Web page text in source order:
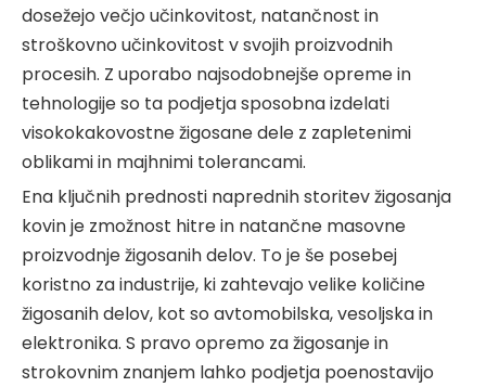
dosežejo večjo učinkovitost, natančnost in
stroškovno učinkovitost v svojih proizvodnih
procesih. Z uporabo najsodobnejše opreme in
tehnologije so ta podjetja sposobna izdelati
visokokakovostne žigosane dele z zapletenimi
oblikami in majhnimi tolerancami.
Ena ključnih prednosti naprednih storitev žigosanja
kovin je zmožnost hitre in natančne masovne
proizvodnje žigosanih delov. To je še posebej
koristno za industrije, ki zahtevajo velike količine
žigosanih delov, kot so avtomobilska, vesoljska in
elektronika. S pravo opremo za žigosanje in
strokovnim znanjem lahko podjetja poenostavijo